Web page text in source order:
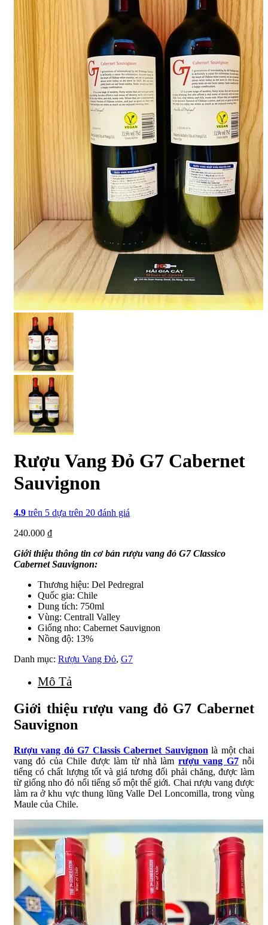
Rượu Vang Đỏ G7 Cabernet
Sauvignon
4.9 trên 5 dựa trên 20 đánh giá
240.000 ₫
Giới thiệu thông tin cơ bản rượu vang đỏ G7 Classico
Cabernet Sauvignon:
Thương hiệu: Del Pedregral
Quốc gia: Chile
Dung tích: 750ml
Vùng: Centrall Valley
Giống nho: Cabernet Sauvignon
Nồng độ: 13%
Danh mục: Rượu Vang Đỏ, G7
Mô Tả
Giới thiệu rượu vang đỏ G7 Cabernet
Sauvignon
Rượu vang đỏ G7 Classis Cabernet Sauvignon là một chai
vang đỏ của Chile được làm từ nhà làm rượu vang G7nỗi
tiếng có chất lượng tốt và giá tương đối phải chăng, được làm
từ giống nho đỏ nổi tiếng số một thế giới. Chai rượu vang được
làm ra ở khu vực thung lũng Valle Del Loncomilla, trong vùng
Maule của Chile.